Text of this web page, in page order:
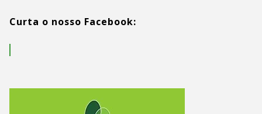
Curta o nosso Facebook: